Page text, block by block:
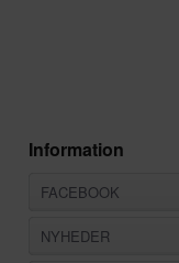
Information
FACEBOOK
NYHEDER